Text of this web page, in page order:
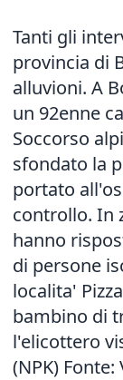
Tanti gli
provincia di
alluvioni. A
un 92enne
Soccorso
sfondato la
portato
controllo. In
hanno
di persone
localita'
bambino di
l'elicottero
(NPK)